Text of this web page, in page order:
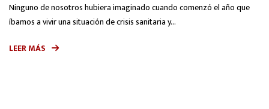
Ninguno de nosotros hubiera imaginado cuando comenzó el año que
íbamos a vivir una situación de crisis sanitaria y...
LEER MÁS